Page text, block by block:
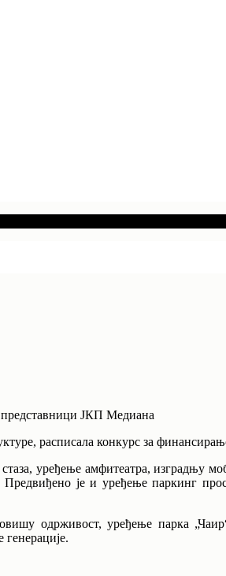
ЈКП Медианa
расписала конкурс за
уређење амфитеатра, изградњу
је и уређење паркинг
одрживост, уређење парка